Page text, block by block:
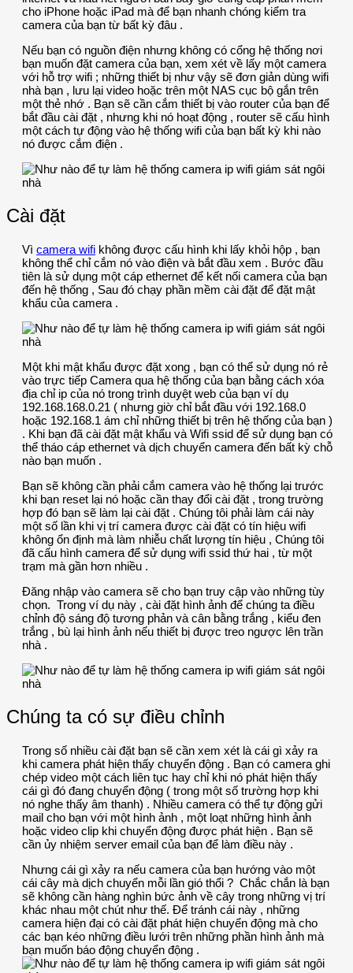
cho iPhone hoặc iPad mà để bạn nhanh chóng kiểm tra
camera của bạn từ bất kỳ đâu .
Nếu bạn có nguồn điện nhưng không có cổng hệ thống nơi
bạn muốn đặt camera của bạn, xem xét về lấy một camera
với hỗ trợ wifi ; những thiết bị như vậy sẽ đơn giản dùng wifi
nhà bạn , lưu lại video hoặc trên một NAS cục bộ gắn trên
một thẻ nhớ . Bạn sẽ cần cắm thiết bị vào router của bạn để
bắt đầu cài đặt , nhưng khi nó hoạt động , router sẽ cấu hình
một cách tự động vào hệ thống wifi của bạn bất kỳ khi nào
nó được cắm điện .
Cài đặt
Vì camera wifi không được cấu hình khi lấy khỏi hộp , bạn
không thể chỉ cắm nó vào điện và bắt đầu xem . Bước đầu
tiên là sử dụng một cáp ethernet để kết nối camera của bạn
đến hệ thống , Sau đó chạy phần mềm cài đặt để đặt mật
khẩu của camera .
Một khi mật khẩu được đặt xong , bạn có thể sử dụng nó rẻ
vào trực tiếp Camera qua hệ thống của bạn bằng cách xóa
địa chỉ ip của nó trong trình duyệt web của bạn ví dụ
192.168.168.0.21 ( nhưng giờ chỉ bắt đầu với 192.168.0
hoặc 192.168.1 ám chỉ những thiết bị trên hệ thống của bạn )
. Khi bạn đã cài đặt mật khẩu và Wifi ssid để sử dụng bạn có
thể tháo cáp ethernet và dịch chuyển camera đến bất kỳ chỗ
nào bạn muốn .
Bạn sẽ không cần phải cắm camera vào hệ thống lại trước
khi bạn reset lại nó hoặc cần thay đổi cài đặt , trong trường
hợp đó bạn sẽ làm lại cài đặt . Chúng tôi phải làm cái này
một số lần khi vị trí camera được cài đặt có tín hiệu wifi
không ổn định mà làm nhiễu chất lượng tín hiệu , Chúng tôi
đã cấu hình camera để sử dụng wifi ssid thứ hai , từ một
trạm mà gần hơn nhiều .
Đăng nhập vào camera sẽ cho bạn truy cập vào những tùy
chọn. Trong ví dụ này , cài đặt hình ảnh để chúng ta điều
chỉnh độ sáng độ tương phản và cân bằng trắng , kiểu đen
trắng , bù lại hình ảnh nếu thiết bị được treo ngược lên trần
nhà .
Chúng ta có sự điều chỉnh
Trong số nhiều cài đặt bạn sẽ cần xem xét là cái gì xảy ra
khi camera phát hiện thấy chuyển động . Bạn có camera ghi
chép video một cách liên tục hay chỉ khi nó phát hiện thấy
cái gì đó đang chuyển động ( trong một số trường hợp khi
nó nghe thấy âm thanh) . Nhiều camera có thể tự động gửi
mail cho bạn với một hình ảnh , một loạt những hình ảnh
hoặc video clip khi chuyển động được phát hiện . Bạn sẽ
cần ủy nhiệm server email của bạn để làm điều này .
Nhưng cái gì xảy ra nếu camera của bạn hướng vào một
cái cây mà dịch chuyển mỗi lần gió thổi ? Chắc chắn là bạn
sẽ không cần hàng nghìn bức ảnh về cây trong những vị trí
khác nhau một chút như thế. Để tránh cái này , những
camera hiện đại có cài đặt phát hiện chuyển động mà cho
các bạn kéo những điều lưới trên những phần hình ảnh mà
bạn muốn báo động chuyển động .